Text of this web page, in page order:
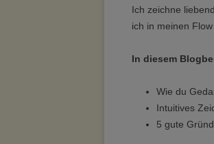
Ich zeichne
ich in meinen
In diesem
Wie du
Intuitives
5 gute